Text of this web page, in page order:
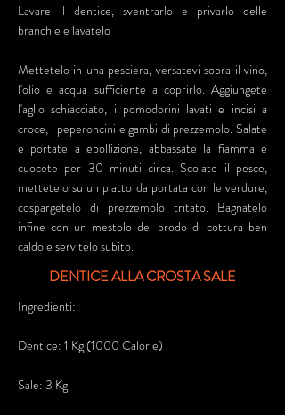
Lavare il dentice, sventrarlo e privarlo delle
branchie e lavatelo
Mettetelo in una pesciera, versatevi sopra il vino,
l'olio e acqua sufficiente a coprirlo. Aggiungete
l'aglio schiacciato, i pomodorini lavati e incisi a
croce, i peperoncini e gambi di prezzemolo. Salate
e portate a ebollizione, abbassate la fiamma e
cuocete per 30 minuti circa. Scolate il pesce,
mettetelo su un piatto da portata con le verdure,
cospargetelo di prezzemolo tritato. Bagnatelo
infine con un mestolo del brodo di cottura ben
caldo e servitelo subito.
DENTICE ALLA CROSTA SALE
Ingredienti:
Dentice: 1 Kg (1000 Calorie)
Sale: 3 Kg